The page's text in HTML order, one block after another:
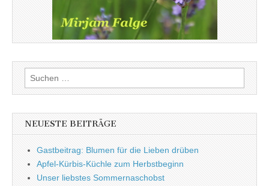
Suchen
nach:
NEUESTE BEITRÄGE
Gastbeitrag: Blumen für die Lieben drüben
Apfel-Kürbis-Küchle zum Herbstbeginn
Unser liebstes Sommernaschobst